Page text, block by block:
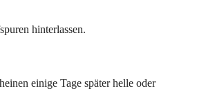
hinterlassen.
einige Tage später helle oder